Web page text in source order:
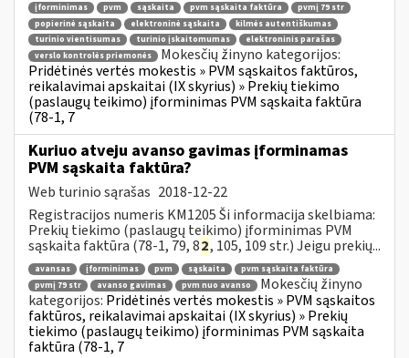
įforminimas pvm sąskaita pvm sąskaita faktūra
pvmį 79 str
popierinė sąskaita
elektroninė sąskaita
kilmės autentiškumas
turinio vientisumas
turinio įskaitomumas
elektroninis parašas
verslo kontrolės priemonės
Mokesčių žinyno kategorijos:
Pridėtinės vertės mokestis » PVM sąskaitos faktūros,
reikalavimai apskaitai (IX skyrius) » Prekių tiekimo
(paslaugų teikimo) įforminimas PVM sąskaita faktūra
(78-1, 7
Kuriuo atveju avanso gavimas įforminamas
PVM sąskaita faktūra?
Web turinio sąrašas 2018-12-22
Registracijos numeris KM1205 Ši informacija skelbiama:
Prekių tiekimo (paslaugų teikimo) įforminimas PVM
sąskaita faktūra (78-1, 79, 82, 105, 109 str.) Jeigu prekių...
avansas įforminimas pvm sąskaita
pvm sąskaita faktūra
pvmį 79 str
avanso gavimas pvm nuo avanso
Mokesčių žinyno
kategorijos: Pridėtinės vertės mokestis » PVM sąskaitos
faktūros, reikalavimai apskaitai (IX skyrius) » Prekių
tiekimo (paslaugų teikimo) įforminimas PVM sąskaita
faktūra (78-1, 7